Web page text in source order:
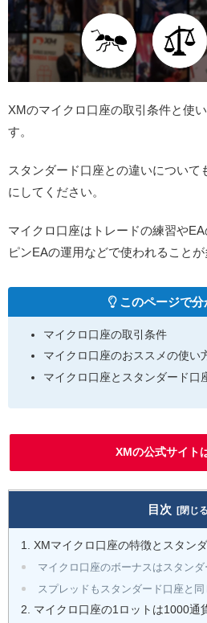
XMのマイクロ口座の取引条件と使
す。
スタンダード口座との違いについて
にしてください。
マイクロ口座はトレードの練習や
ピンEAの運用などで使われることが
このページで分
マイクロ口座の取引条件
マイクロ口座のおススメの使い
マイクロ口座とスタンダード口
XMの公式サイト
目次
XMマイクロ口座の特徴とスタン
マイクロ口座のボーナスはスタン
スプレッドもスタンダード口座と同
マイクロ口座の1ロットは1000通